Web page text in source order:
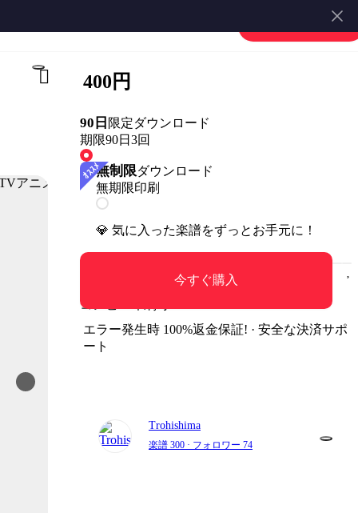
会員登録・ログイン
400円
90日 限定ダウンロード
期限90日 3回
無制限ダウンロード
無期限印刷
💎 気に入った楽譜をずっとお手元に！
今すぐ購入
コンビニ印刷可
エラー発生時 100%返金保証! · 安全な決済サポ
ート
Trohishima
楽譜 300 · フォロワー 74